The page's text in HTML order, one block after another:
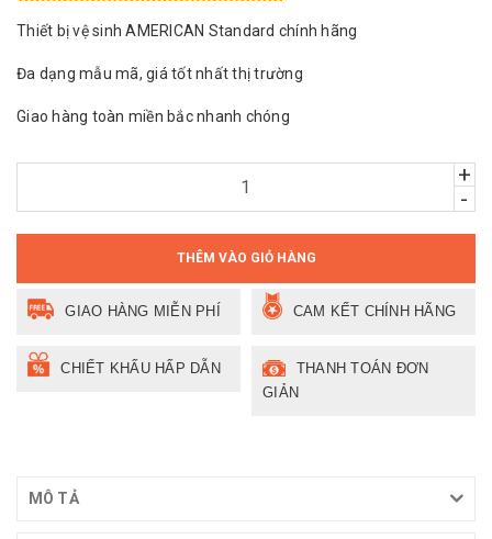
Thiết bị vệ sinh AMERICAN Standard chính hãng
Đa dạng mẫu mã, giá tốt nhất thị trường
Giao hàng toàn miền bắc nhanh chóng
+
-
THÊM VÀO GIỎ HÀNG
GIAO HÀNG MIỄN PHÍ CAM KẾT CHÍNH HÃNG
CHIẾT KHẤU HẤP DẪN
THANH TOÁN ĐƠN
GIẢN
MÔ TẢ